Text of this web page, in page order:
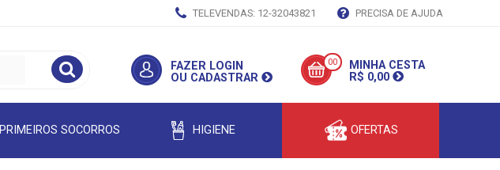
TELEVENDAS: 12-32043821 PRECISA DE AJUDA
FAZER LOGIN
OU CADASTRAR
00
MINHA CESTA
R$ 0,00
PRIMEIROS SOCORROS HIGIENE OFERTAS